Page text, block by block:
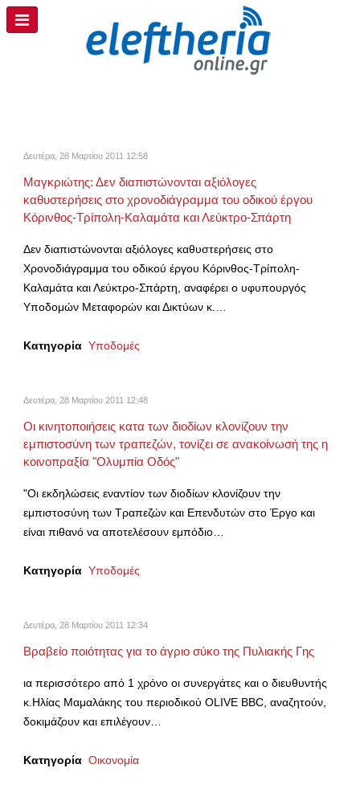
Δευτέρα, 28 Μαρτίου 2011 12:58
Μαγκριώτης: Δεν διαπιστώνονται αξιόλογες
καθυστερήσεις στο χρονοδιάγραμμα του οδικού έργου
Κόρινθος-Τρίπολη-Καλαμάτα και Λεύκτρο-Σπάρτη
Δεν διαπιστώνονται αξιόλογες καθυστερήσεις στο
Χρονοδιάγραμμα του οδικού έργου Κόρινθος-Τρίπολη-
Καλαμάτα και Λεύκτρο-Σπάρτη, αναφέρει ο υφυπουργός
Υποδομών Μεταφορών και Δικτύων κ.…
Κατηγορία Υποδομές
Δευτέρα, 28 Μαρτίου 2011 12:48
Οι κινητοποιήσεις κατα των διοδίων κλονίζουν την
εμπιστοσύνη των τραπεζών, τονίζει σε ανακοίνωσή της η
κοινοπραξία "Ολυμπία Οδός"
"Οι εκδηλώσεις εναντίον των διοδίων κλονίζουν την
εμπιστοσύνη των Τραπεζών και Επενδυτών στο Έργο και
είναι πιθανό να αποτελέσουν εμπόδιο…
Κατηγορία Υποδομές
Δευτέρα, 28 Μαρτίου 2011 12:34
Βραβείο ποιότητας για το άγριο σύκο της Πυλιακής Γης
ια περισσότερο από 1 χρόνο οι συνεργάτες και ο διευθυντής
κ.Ηλίας Μαμαλάκης του περιοδικού OLIVE BBC, αναζητούν,
δοκιμάζουν και επιλέγουν…
Κατηγορία Οικονομία